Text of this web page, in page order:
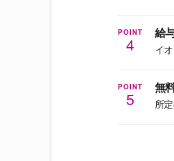
POINT
4
給
イ
POINT
5
無
所